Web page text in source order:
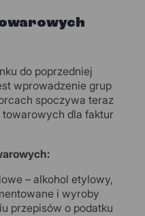
do poprzedniej
wprowadzenie grup
spoczywa teraz
dla faktur
– alkohol etylowy,
i wyroby
przepisów o podatku